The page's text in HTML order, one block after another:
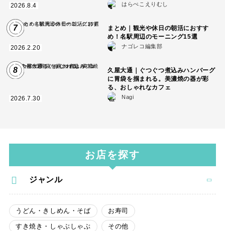
2026.8.4 はらぺこえりむし
7
2026.2.20
まとめ｜観光や休日の朝活におすす
め！名駅周辺のモーニング15選
ナゴレコ編集部
8
2026.7.30
久屋大通｜ぐつぐつ煮込みハンバーグ
に胃袋を掴まれる。美濃焼の器が彩
る、おしゃれなカフェ
Nagi
お店を探す
ジャンル
うどん・きしめん・そば お寿司
すき焼き・しゃぶしゃぶ その他